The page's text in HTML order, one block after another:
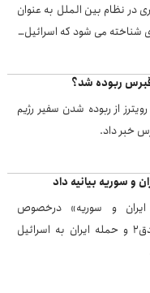
در نظام بین الملل به عنوان
شناخته می شود که اسرائیل…
ربوده شد؟
از ربوده شدن سفیر رژیم
خبر داد.
و سوریه بیانیه داد
و سوریه» درخصوص
عملیات وعده صادق۲ و حمله ایران به اسرائیل